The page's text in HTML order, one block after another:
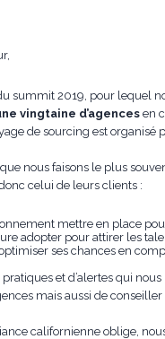
summit 2019, pour lequel
vingtaine d’agences en
de sourcing est organisé
nous faisons le plus
celui de leurs clients :
mettre en place
adopter pour attirer les
ses chances en
et d’alertes qui
mais aussi de
californienne oblige,